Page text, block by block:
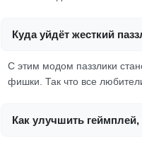
Куда уйдёт жесткий
С этим модом паззлики
фишки. Так что все
Как улучшить